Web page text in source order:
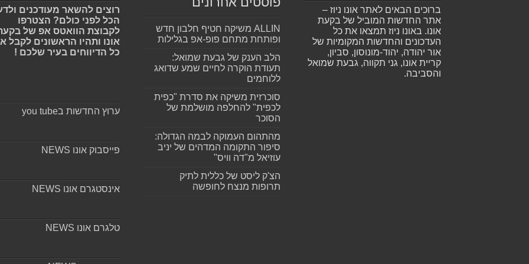
ברוכים הבאים לאתר אונו ניוז –
אתר החדשות המוביל של בקעת
אונו. באונו ניוז תמצאו את כל
העדכונים והחדשות המקומיות של
אור יהודה, יהוד-מונוסון, סביון,
קריית אונו, גני תקווה, גבעת שמואל
והסביבה.
ALLIN משיקה חטיף חלבון חדש
ופותחת מתחם פופ-אפ בגלילות
הלב הענק של גבעת שמואל:
תעודת הוקרה לחיים שמע שדואג
ללוחמים
סוכרזית משיקה את סדרת "כפית
לכפית" להחלפה מושלמת של
הסוכר
מהתהום העמוקה לבמה הגדולה:
סיפור התקומה המדהים של יניב
עוזיאל מ"דה וויס"
הצ'ק ליסט של כללית לתיק
תרופות מנצח לחופשה
רוצים להשאר מעודכנים
הכל לפני כולם? הצטרפו
לקבוצת הוואטס אפ של
אונו ותהיו הראשונים לקבל
כל הדיווחים בעיר שלכם !
ערוץ החדשות בyou tube
פייסבוק אונו NEWS
אינסטגרם אונו NEWS
טלגרם אונו NEWS